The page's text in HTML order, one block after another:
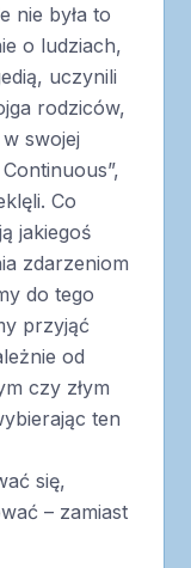
nie była to
o ludziach,
uczynili
rodziców,
swojej
Co
jakiegoś
zdarzeniom
do tego
przyjąć
od
czy złym
ten
się,
– zamiast